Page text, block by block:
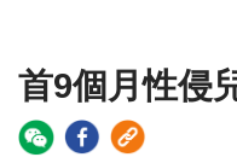
首9個月性侵